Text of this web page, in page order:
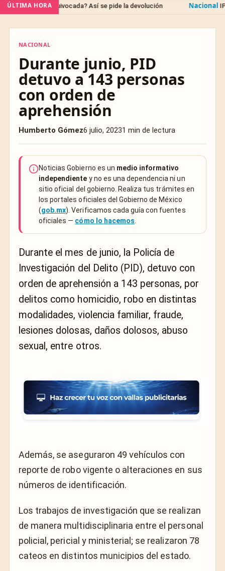
ÚLTIMA HORA
equivocada? Así se pide la devolución Nacional IPAB: qué
NACIONAL
Durante junio, PID
detuvo a 143 personas
con orden de
aprehensión
Humberto Gómez6 julio, 20231 min de lectura
Noticias Gobierno es un medio informativo
independiente y no es una dependencia ni un
sitio oficial del gobierno. Realiza tus trámites en
los portales oficiales del Gobierno de México
(gob.mx). Verificamos cada guía con fuentes
oficiales — cómo lo hacemos
Durante el mes de junio, la Policía de
Investigación del Delito (PID), detuvo con
orden de aprehensión a 143 personas, por
delitos como homicidio, robo en distintas
modalidades, violencia familiar, fraude,
lesiones dolosas, daños dolosos, abuso
sexual, entre otros.
Además, se aseguraron 49 vehículos con
reporte de robo vigente o alteraciones en sus
números de identificación.
Los trabajos de investigación que se realizan
de manera multidisciplinaria entre el personal
policial, pericial y ministerial; se realizaron 78
cateos en distintos municipios del estado.